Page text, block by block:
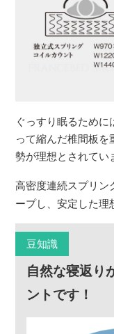
ぐっすり眠るため
って縮んだ椎間板
勢が理想とされてい
高密度連続スプリン
ープし、安定した理
豆知識
自然な寝返り
ントです！